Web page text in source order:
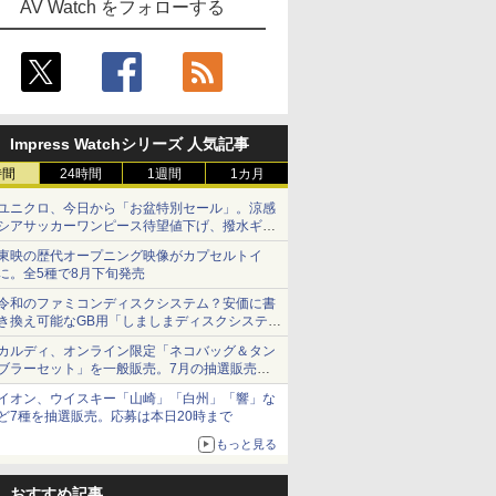
AV Watch をフォローする
Impress Watchシリーズ 人気記事
24時間 1週間 1カ月
ニクロ、今日から「お盆特別セール」。涼感
アサッカーワンピース待望値下げ、撥水ギア
ョーツは1990円に
映の歴代オープニング映像がカプセルトイ
。全5種で8月下旬発売
和のファミコンディスクシステム？安価に書
換え可能なGB用「しましまディスクシステ
」
ルディ、オンライン限定「ネコバッグ＆タン
ラーセット」を一般販売。7月の抽選販売の
選無効分
オン、ウイスキー「山崎」「白州」「響」な
7種を抽選販売。応募は本日20時まで
もっと見る